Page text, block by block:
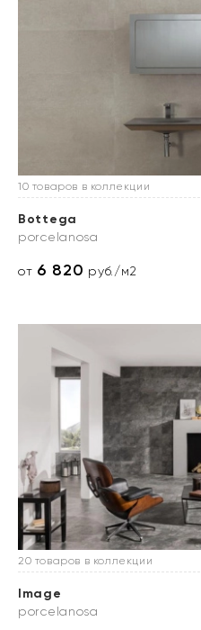
10 товаров в коллекции
Bottega
porcelanosa
от 6 820 руб./м2
20 товаров в коллекции
Image
porcelanosa